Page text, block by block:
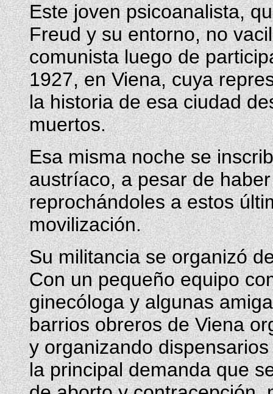
Este joven psicoanalista,
Freud y su entorno, no
comunista luego de
1927, en Viena, cuya
la historia de esa ciudad
muertos.
Esa misma noche se
austríaco, a pesar de
reprochándoles a estos
movilización.
Su militancia se organizó
Con un pequeño equipo
ginecóloga y algunas
barrios obreros de Viena
y organizando
la principal demanda que